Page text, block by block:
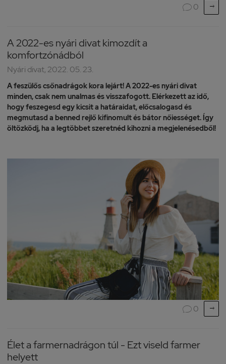
0 
A 2022-es nyári divat kimozdít a
komfortzónádból
Nyári divat, 2022. 05. 23.
A feszülős csőnadrágok kora lejárt! A 2022-es nyári divat
minden, csak nem unalmas és visszafogott. Elérkezett az idő,
hogy feszegesd egy kicsit a határaidat, előcsalogasd és
megmutasd a benned rejlő kifinomult és bátor nőiességet. Így
öltözködj, ha a legtöbbet szeretnéd kihozni a megjelenésedből!
0 
Élet a farmernadrágon túl - Ezt viseld farmer
helyett